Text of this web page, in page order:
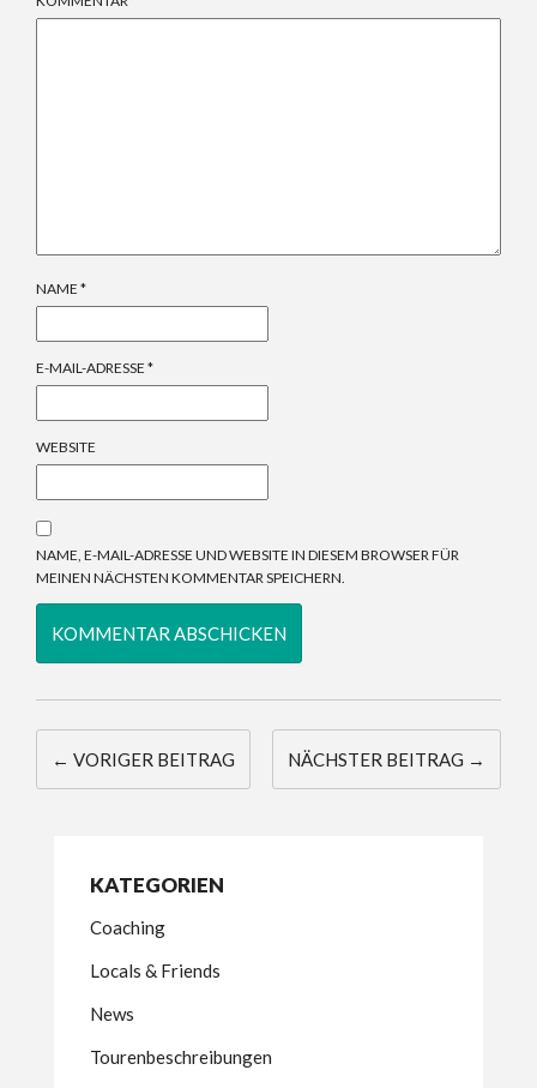
NAME *
E-MAIL-ADRESSE *
WEBSITE
NAME, E-MAIL-ADRESSE UND WEBSITE IN DIESEM BROWSER FÜR
MEINEN NÄCHSTEN KOMMENTAR SPEICHERN.
← VORIGER BEITRAG NÄCHSTER BEITRAG →
KATEGORIEN
Coaching
Locals & Friends
News
Tourenbeschreibungen